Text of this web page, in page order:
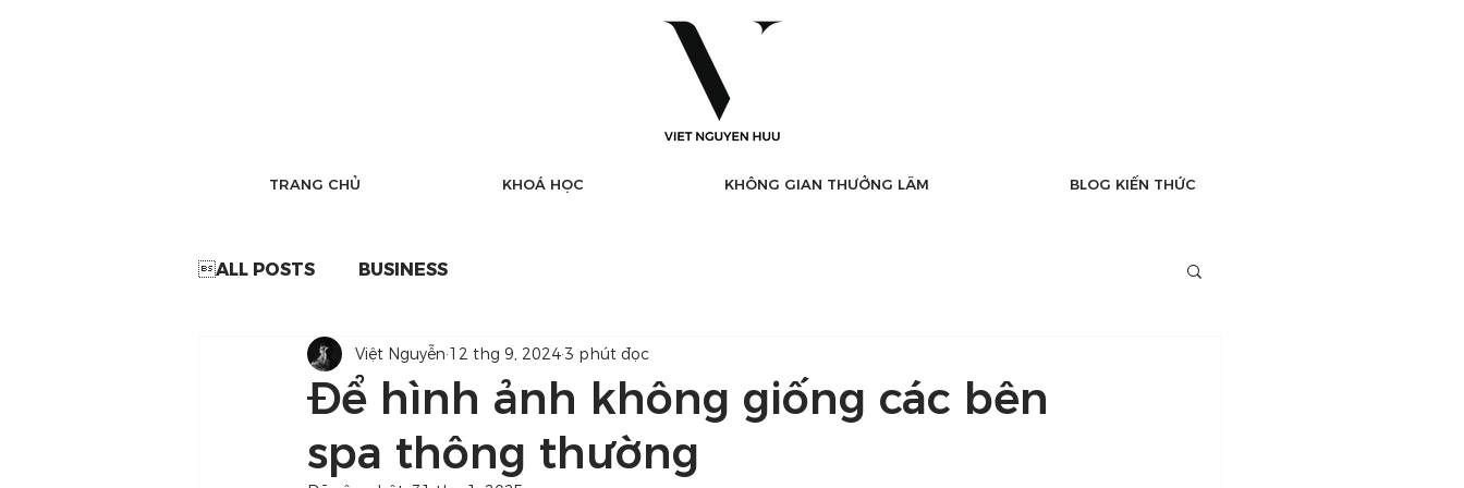
TRANG CHỦ KHOÁ HỌC KHÔNG GIAN THƯỞNG LÃM BLOG KIẾN THỨC
ALL POSTS BUSINESS
Để hình ảnh không giống các bên
spa thông thường
Việt Nguyễn 12 thg 9, 20243 phút đọc